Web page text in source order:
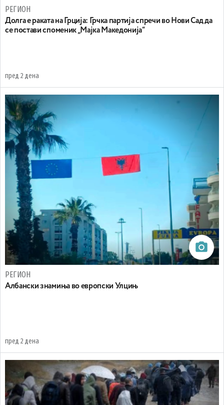
РЕГИОН
Долга е раката на Грција: Грчка партија спречи во Нови Сад да
се постави споменик „Мајка Македонија“
пред 2 дена
РЕГИОН
Aлбански знамиња во европски Улцињ
пред 2 дена